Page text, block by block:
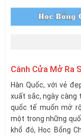
Cánh Cửa Mở Ra
Hàn Quốc, với vẻ
xuất sắc, ngày càng
quốc tế muốn mở
một trong những
khổ đó, Học Bổng